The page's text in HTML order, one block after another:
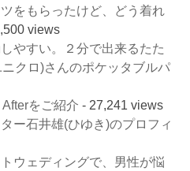
をもらったけど、どう着れ
views
やすい。２分で出来るたた
クロ)さんのポケッタブルパ
をご紹介 - 27,241 views
ー石井雄(ひゆき)のプロフィ
ウェディングで、男性が悩